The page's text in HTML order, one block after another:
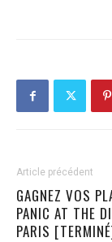
Article précédent
GAGNEZ VOS
PANIC AT THE
PARIS